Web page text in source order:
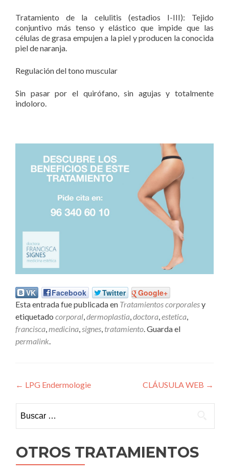
Tratamiento de la celulitis (estadios I-III): Tejido
conjuntivo más tenso y elástico que impide que las
células de grasa empujen a la piel y producen la conocida
piel de naranja.
Regulación del tono muscular
Sin pasar por el quirófano, sin agujas y totalmente
indoloro.
VK Facebook Twitter Google+
Esta entrada fue publicada en Tratamientos corporalesy
etiquetado corporal,dermoplastia,doctora,estetica,
francisca,medicina,signes, tratamiento. Guarda el
permalink.
Navegación de entradas
← LPG Endermologie CLÁUSULA WEB →
OTROS TRATAMIENTOS